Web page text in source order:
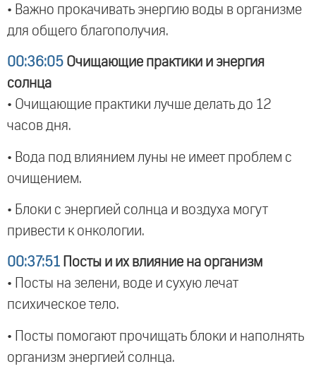
• Важно прокачивать энергию воды в организме
для общего благополучия.
00:36:05 Очищающие практики и энергия
солнца
• Очищающие практики лучше делать до 12
часов дня.
• Вода под влиянием луны не имеет проблем с
очищением.
• Блоки с энергией солнца и воздуха могут
привести к онкологии.
00:37:51 Посты и их влияние на организм
• Посты на зелени, воде и сухую лечат
психическое тело.
• Посты помогают прочищать блоки и наполнять
организм энергией солнца.